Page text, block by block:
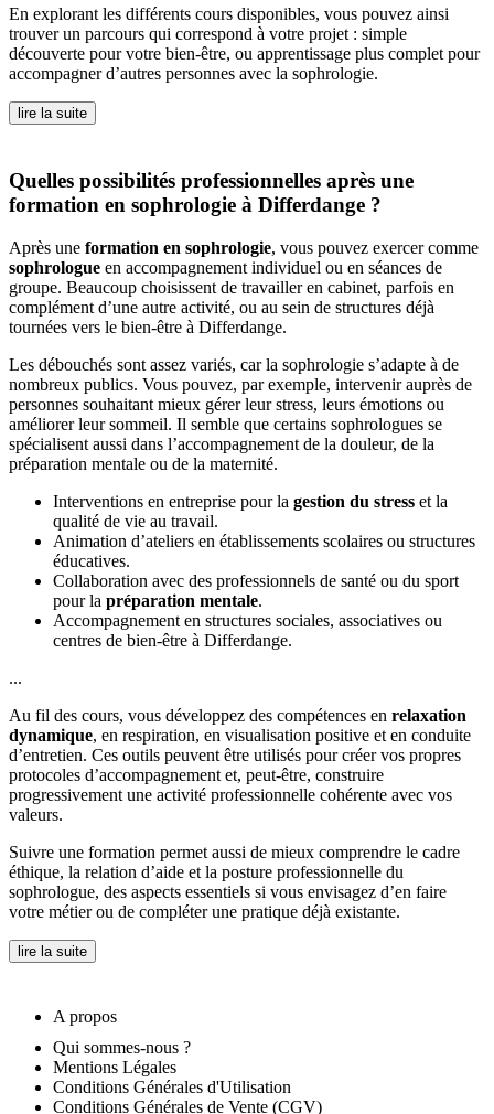
En explorant les différents cours disponibles, vous pouvez ainsi
trouver un parcours qui correspond à votre projet : simple
découverte pour votre bien-être, ou apprentissage plus complet pour
accompagner d’autres personnes avec la sophrologie.
lire la suite
Quelles possibilités professionnelles après une
formation en sophrologie à Differdange ?
Après une formation en sophrologie, vous pouvez exercer comme
sophrologue en accompagnement individuel ou en séances de
groupe. Beaucoup choisissent de travailler en cabinet, parfois en
complément d’une autre activité, ou au sein de structures déjà
tournées vers le bien-être à Differdange.
Les débouchés sont assez variés, car la sophrologie s’adapte à de
nombreux publics. Vous pouvez, par exemple, intervenir auprès de
personnes souhaitant mieux gérer leur stress, leurs émotions ou
améliorer leur sommeil. Il semble que certains sophrologues se
spécialisent aussi dans l’accompagnement de la douleur, de la
préparation mentale ou de la maternité.
Interventions en entreprise pour la gestion du stress et la
qualité de vie au travail.
Animation d’ateliers en établissements scolaires ou structures
éducatives.
Collaboration avec des professionnels de santé ou du sport
pour la préparation mentale.
Accompagnement en structures sociales, associatives ou
centres de bien-être à Differdange.
...
Au fil des cours, vous développez des compétences en relaxation
dynamique, en respiration, en visualisation positive et en conduite
d’entretien. Ces outils peuvent être utilisés pour créer vos propres
protocoles d’accompagnement et, peut-être, construire
progressivement une activité professionnelle cohérente avec vos
valeurs.
Suivre une formation permet aussi de mieux comprendre le cadre
éthique, la relation d’aide et la posture professionnelle du
sophrologue, des aspects essentiels si vous envisagez d’en faire
votre métier ou de compléter une pratique déjà existante.
lire la suite
A propos
Qui sommes-nous ?
Mentions Légales
Conditions Générales d'Utilisation
Conditions Générales de Vente (CGV)